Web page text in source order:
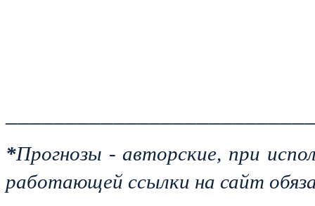
*Прогнозы - авторские, при
работающей ссылки на сайт